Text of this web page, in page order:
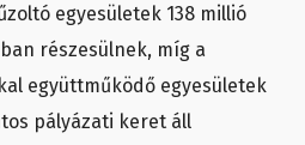
egyesületek 138 millió
részesülnek, míg a
együttműködő egyesületek
pályázati keret áll